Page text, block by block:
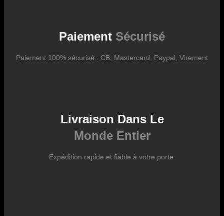
des fluctuations tarifaires des transporteurs internationaux.
Paiement Sécurisé
Paiement 100% sécurisé : CB, Mastercard, Paypal, Virement
Livraison Dans Le
Monde Entier
Expédition rapide et fiable à votre porte.